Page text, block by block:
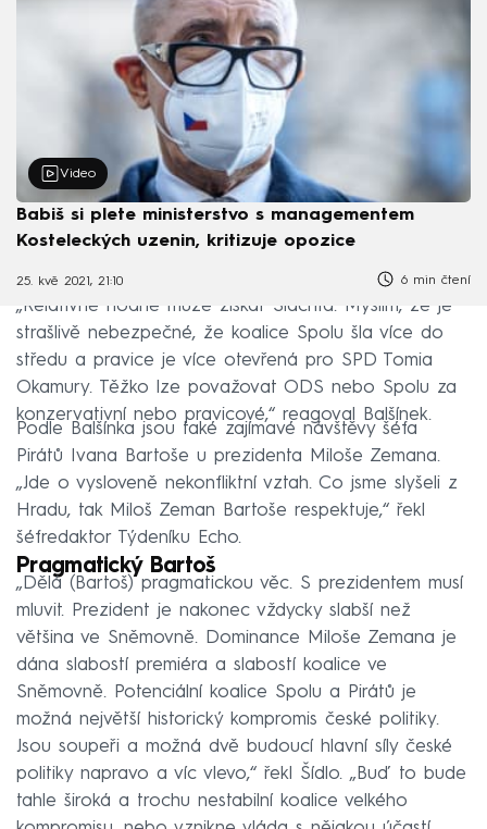
Video
Babiš si plete ministerstvo s managementem
Kosteleckých uzenin, kritizuje opozice
25. kvě 2021, 21:10 6 min čtení
„Relativně hodně může získat Šlachta. Myslím, že je
strašlivě nebezpečné, že koalice Spolu šla více do
středu a pravice je více otevřená pro SPD Tomia
Okamury. Těžko lze považovat ODS nebo Spolu za
konzervativní nebo pravicové,“ reagoval Balšínek.
Podle Balšínka jsou také zajímavé návštěvy šéfa
Pirátů Ivana Bartoše u prezidenta Miloše Zemana.
„Jde o vysloveně nekonfliktní vztah. Co jsme slyšeli z
Hradu, tak Miloš Zeman Bartoše respektuje,“ řekl
šéfredaktor Týdeníku Echo.
Pragmatický Bartoš
„Dělá (Bartoš) pragmatickou věc. S prezidentem musí
mluvit. Prezident je nakonec vždycky slabší než
většina ve Sněmovně. Dominance Miloše Zemana je
dána slabostí premiéra a slabostí koalice ve
Sněmovně. Potenciální koalice Spolu a Pirátů je
možná největší historický kompromis české politiky.
Jsou soupeři a možná dvě budoucí hlavní síly české
politiky napravo a víc vlevo,“ řekl Šídlo. „Buď to bude
tahle široká a trochu nestabilní koalice velkého